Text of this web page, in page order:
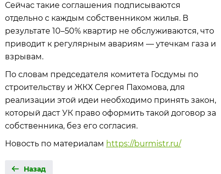
Сейчас такие соглашения подписываются
отдельно с каждым собственником жилья. В
результате 10–50% квартир не обслуживаются, что
приводит к регулярным авариям — утечкам газа и
взрывам.
По словам председателя комитета Госдумы по
строительству и ЖКХ Сергея Пахомова, для
реализации этой идеи необходимо принять закон,
который даст УК право оформить такой договор за
собственника, без его согласия.
Новость по материалам https://burmistr.ru/
Назад